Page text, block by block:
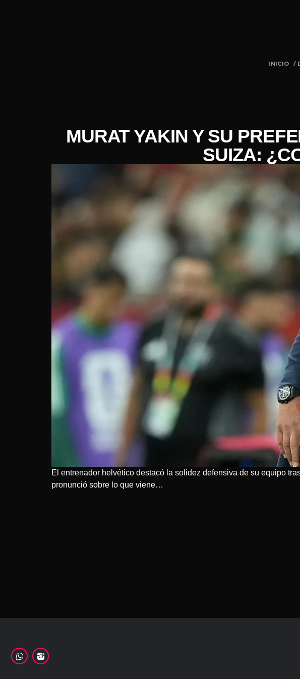
INICIO /
MURAT YAKIN Y SU
SUIZA:
El entrenador helvético destacó la solidez defensiva de su equipo
pronunció sobre lo que viene…